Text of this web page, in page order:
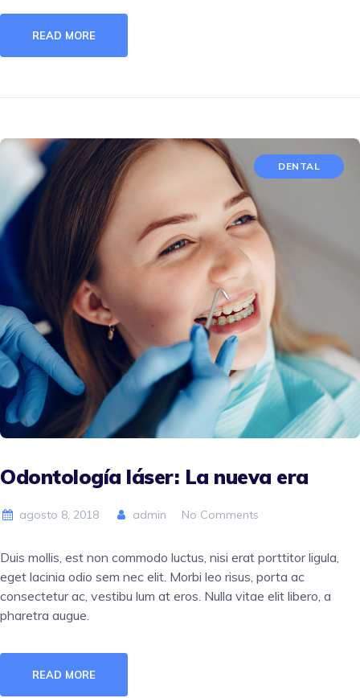
READ MORE
DENTAL
Odontología láser: La nueva era
agosto 8, 2018 admin No Comments
Duis mollis, est non commodo luctus, nisi erat porttitor ligula,
eget lacinia odio sem nec elit. Morbi leo risus, porta ac
consectetur ac, vestibu lum at eros. Nulla vitae elit libero, a
pharetra augue.
READ MORE